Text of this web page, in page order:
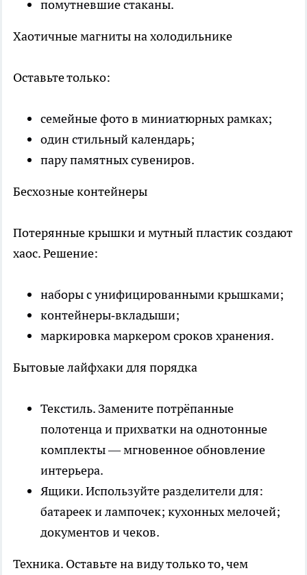
помутневшие стаканы.
Хаотичные магниты на холодильнике
Оставьте только:
семейные фото в миниатюрных рамках;
один стильный календарь;
пару памятных сувениров.
Бесхозные контейнеры
Потерянные крышки и мутный пластик создают
хаос. Решение:
наборы с унифицированными крышками;
контейнеры‑вкладыши;
маркировка маркером сроков хранения.
Бытовые лайфхаки для порядка
Текстиль. Замените потрёпанные
полотенца и прихватки на однотонные
комплекты — мгновенное обновление
интерьера.
Ящики. Используйте разделители для:
батареек и лампочек; кухонных мелочей;
документов и чеков.
Техника. Оставьте на виду только то, чем